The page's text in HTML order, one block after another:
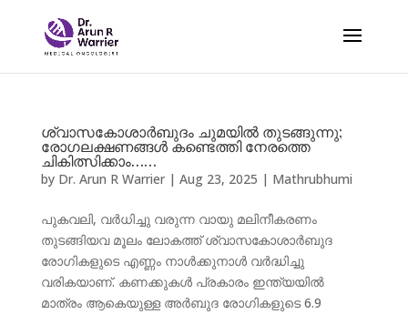
ശ്വാസകോശാർബുദം ചുമയിൽ തുടങ്ങുന്നു;
രോഗലക്ഷണങ്ങൾ കണ്ടെത്തി നേരത്തെ
ചികിത്സിക്കാം……
by Dr. Arun R Warrier| Aug 23, 2025 | Mathrubhumi
പുകവലി, വര്‍ധിച്ചു വരുന്ന വായു മലിനീകരണം
തുടങ്ങിയവ മൂലം ലോകത്ത് ശ്വാസകോശാര്‍ബുദ
രോഗികളുടെ എണ്ണം നാൾക്കുനാൾ വർദ്ധിച്ചു
വരികയാണ്. കണക്കുകൾ പ്രകാരം ഇന്ത്യയിൽ
മാത്രം ആകെയുള്ള അര്‍ബുദ രോഗികളുടെ 6.9